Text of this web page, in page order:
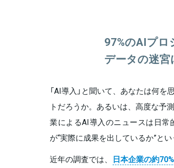
97%のAIプロ
データの迷
「AI導入」と聞いて、あなたは何
トだろうか。あるいは、高度な予
業によるAI導入のニュースは日
が“実際に成果を出しているか”とい
近年の調査では、
日本企業の約